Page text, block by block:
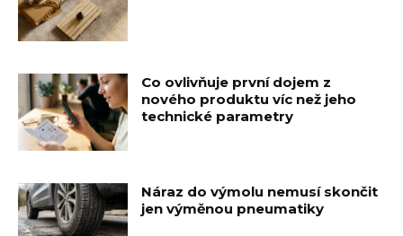
Co ovlivňuje první dojem z
nového produktu víc než jeho
technické parametry
Náraz do výmolu nemusí skončit
jen výměnou pneumatiky